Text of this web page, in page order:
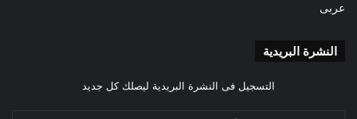
عربى
النشرة البريدية
التسجيل فى النشرة البريدية ليصلك كل جديد